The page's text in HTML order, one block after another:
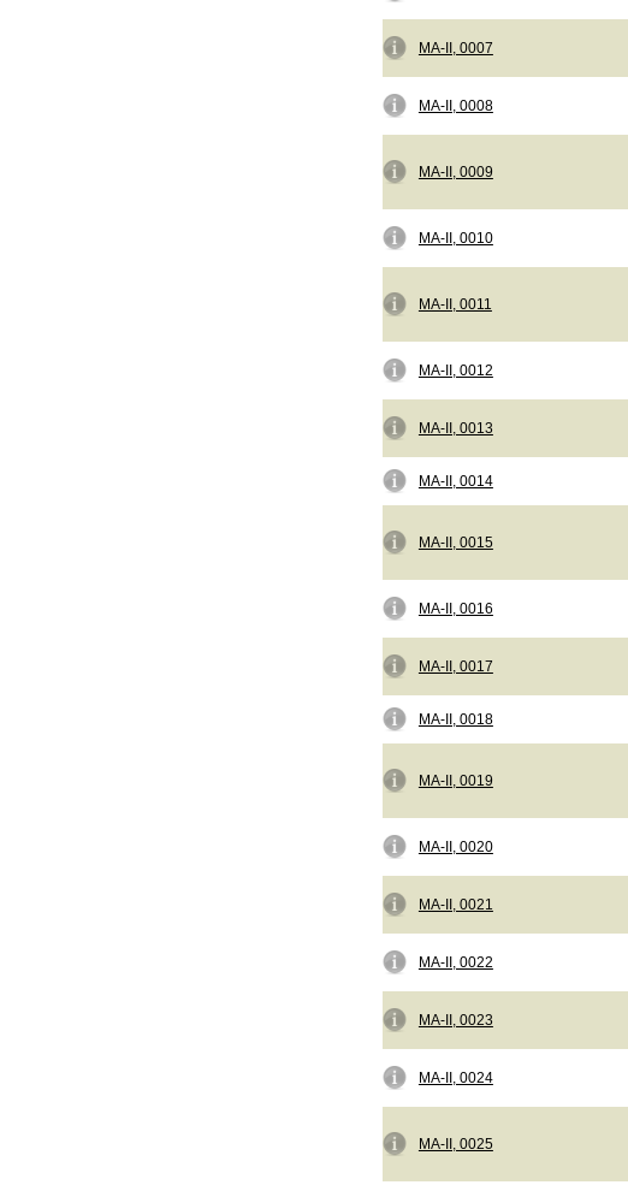
MA-II, 0007
MA-II, 0008
MA-II, 0009
MA-II, 0010
MA-II, 0011
MA-II, 0012
MA-II, 0013
MA-II, 0014
MA-II, 0015
MA-II, 0016
MA-II, 0017
MA-II, 0018
MA-II, 0019
MA-II, 0020
MA-II, 0021
MA-II, 0022
MA-II, 0023
MA-II, 0024
MA-II, 0025